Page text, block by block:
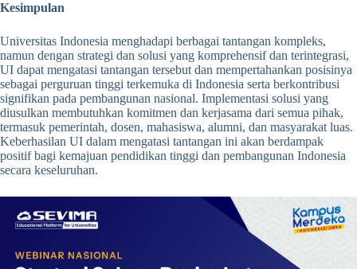
Kesimpulan
Universitas Indonesia menghadapi berbagai tantangan kompleks,
namun dengan strategi dan solusi yang komprehensif dan terintegrasi,
UI dapat mengatasi tantangan tersebut dan mempertahankan posisinya
sebagai perguruan tinggi terkemuka di Indonesia serta berkontribusi
signifikan pada pembangunan nasional. Implementasi solusi yang
diusulkan membutuhkan komitmen dan kerjasama dari semua pihak,
termasuk pemerintah, dosen, mahasiswa, alumni, dan masyarakat luas.
Keberhasilan UI dalam mengatasi tantangan ini akan berdampak
positif bagi kemajuan pendidikan tinggi dan pembangunan Indonesia
secara keseluruhan.